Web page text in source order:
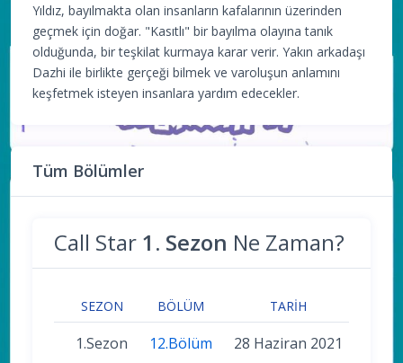
Yıldız, bayılmakta olan insanların kafalarının üzerinden
geçmek için doğar. "Kasıtlı" bir bayılma olayına tanık
olduğunda, bir teşkilat kurmaya karar verir. Yakın arkadaşı
Dazhi ile birlikte gerçeği bilmek ve varoluşun anlamını
keşfetmek isteyen insanlara yardım edecekler.
Tüm Bölümler
Call Star 1. Sezon Ne Zaman?
SEZON BÖLÜM TARIH
1.Sezon 12.Bölüm 28 Haziran 2021